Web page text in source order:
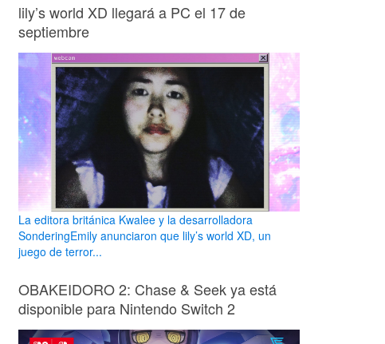
lily’s world XD llegará a PC el 17 de
septiembre
La editora británica Kwalee y la desarrolladora
SonderingEmily anunciaron que lily’s world XD, un
juego de terror...
OBAKEIDORO 2: Chase & Seek ya está
disponible para Nintendo Switch 2